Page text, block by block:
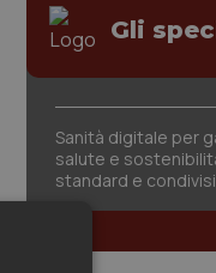
Gli
Sanità digitale per
salute e
standard e